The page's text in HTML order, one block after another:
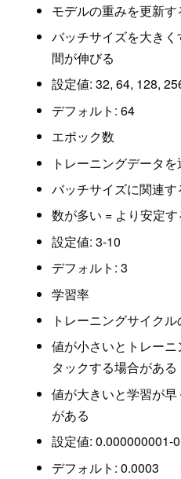
モデルの重みを更新す
バッチサイズを大き
間が伸びる
設定値: 32, 64, 128,
デフォルト: 64
エポック数
トレーニングデータ
バッチサイズに関連す
数が多い = より安定
設定値: 3-10
デフォルト: 3
学習率
トレーニングサイク
値が小さいとトレー
タックする場合がある
値が大きいと学習が
がある
設定値: 0.000000001-
デフォルト: 0.0003